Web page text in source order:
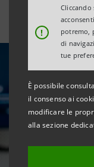
!
potremo,
di
tue
È possibile
il consenso ai
modificare le
alla sezione